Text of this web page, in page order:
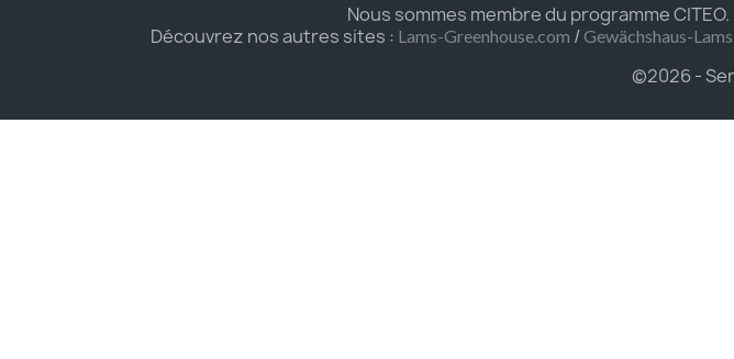
Nous sommes membre du programme
Découvrez nos autres sites : Lams-Greenhouse.com /Gewächshaus-
©2026 -